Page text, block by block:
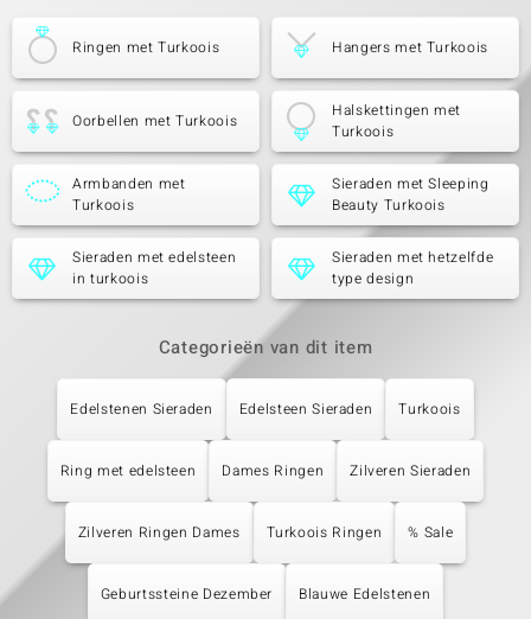
Ringen met Turkoois Hangers met Turkoois
Oorbellen met Turkoois
Halskettingen met
Turkoois
Armbanden met
Turkoois
Sieraden met Sleeping
Beauty Turkoois
Sieraden met edelsteen
in turkoois
Sieraden met hetzelfde
type design
Categorieën van dit item
Edelstenen Sieraden Edelsteen Sieraden Turkoois
Ring met edelsteen Dames Ringen Zilveren Sieraden
Zilveren Ringen Dames Turkoois Ringen % Sale
Geburtssteine Dezember Blauwe Edelstenen